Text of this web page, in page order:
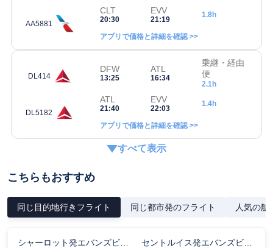
AA5881
CLT
20:30
EVV
21:19
1.8h
アプリで価格と詳細を確認 >>
DL414
DFW
13:25
ATL
16:34
乗継・経由
便
2.1h
DL5182
ATL
21:40
EVV
22:03
1.4h
アプリで価格と詳細を確認 >>
すべて表示
こちらもおすすめ
同じ目的地行きフライト 同じ都市発のフライト 人気の航